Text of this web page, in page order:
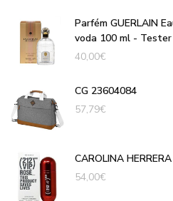
Parfém GUERLAIN
voda 100 ml -
40,00€
CG 23604084
57,79€
CAROLINA
54,00€